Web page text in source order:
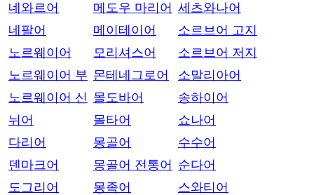
네와르어
네팔어
노르웨이어
노르웨이어 부
노르웨이어 신
뉘어
다리어
덴마크어
도그리어
메도우 마리어
메이테이어
모리셔스어
몬테네그로어
몰도바어
몰타어
몽골어
몽골어 전통어
몽족어
세츠와나어
소르브어 고지
소르브어 저지
소말리아어
송하이어
쇼나어
수수어
순다어
스와티어